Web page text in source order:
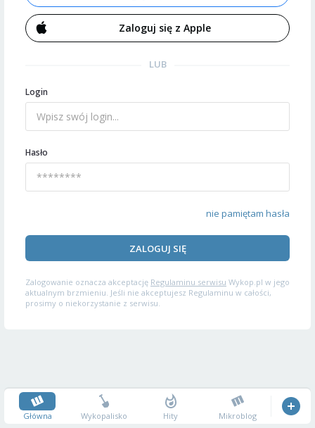
Zaloguj się z Apple
LUB
Login
Hasło
nie pamiętam hasła
ZALOGUJ SIĘ
Zalogowanie oznacza akceptację Regulaminu serwisu Wykop.pl w jego
aktualnym brzmieniu. Jeśli nie akceptujesz Regulaminu w całości,
prosimy o niekorzystanie z serwisu.
Główna Wykopalisko Hity Mikroblog